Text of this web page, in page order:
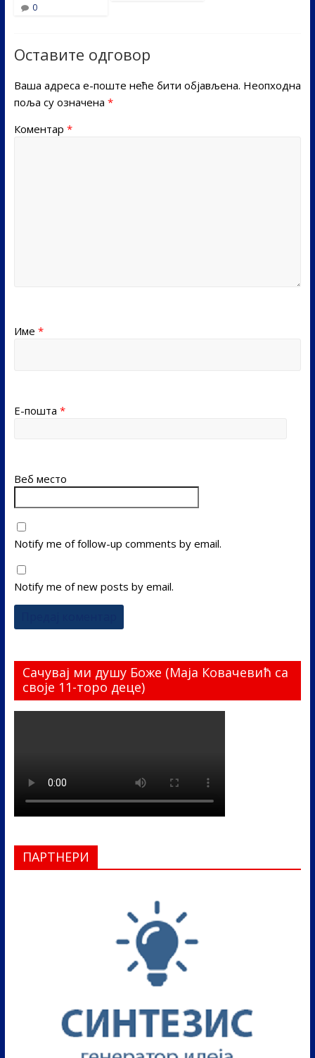
0
Оставите одговор
Ваша адреса е-поште неће бити објављена. Неопходна
поља су означена *
Коментар *
Име *
Е-пошта *
Веб место
Notify me of follow-up comments by email.
Notify me of new posts by email.
Сачувај ми душу Боже (Маја Ковачевић са
своје 11-торо деце)
ПАРТНЕРИ